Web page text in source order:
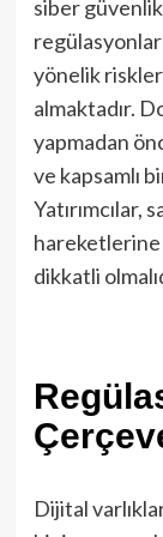
siber
yönelik
almaktadır.
yapmadan
ve kapsamlı
Yatırımcılar,
hareketlerine
dikkatli
Dijital